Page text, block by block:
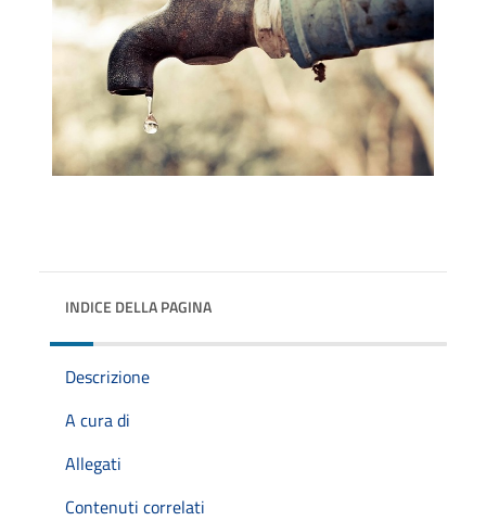
INDICE DELLA PAGINA
Descrizione
A cura di
Allegati
Contenuti correlati